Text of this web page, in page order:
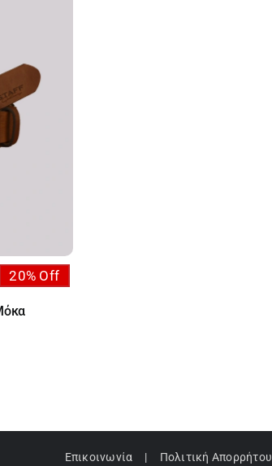
20% Off
Επικοινωνία Πολιτική Απορρήτου